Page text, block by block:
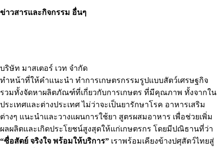
ข่าวสารและกิจกรรม อื่นๆ
บริษัท มาสเตอร์ เวท จำกัด
ทำหน้าที่ให้คำแนะนำ ทำการเกษตรกรรมรูปแบบสัตว์เศรษฐกิจ
รวมทั้งจัดหาผลิตภัณฑ์ที่เกี่ยวกับการเกษตร ที่มีคุณภาพ ทั้งจากใน
ประเทศและต่างประเทศ ไม่ว่าจะเป็นยารักษาโรค อาหารเสริม
ต่างๆ แนะนำและวางแผนการใช้ยา สูตรผสมอาหาร เพื่อช่วยเพิ่ม
ผลผลิตและเกิดประโยชน์สูงสุดให้แก่เกษตรกร โดยมีปณิธานที่ว่า
“ซื่อสัตย์ จริงใจ พร้อมให้บริการ” เราพร้อมเคียงข้างปศุสัตว์ไทยสู่